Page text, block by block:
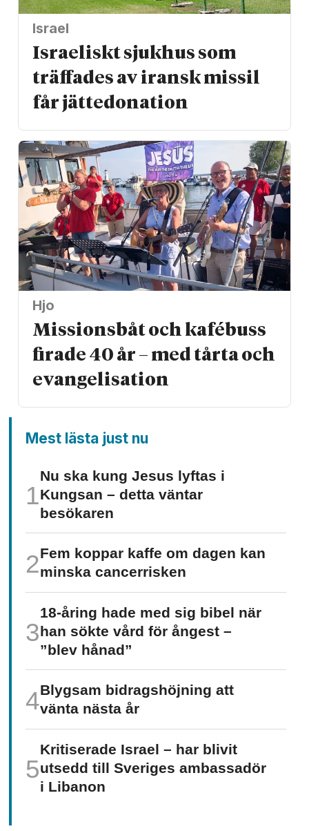
Israel
Israeliskt sjukhus som
träffades av iransk missil
får jätte­donation
Hjo
Missionsbåt och kafébuss
firade 40 år – med tårta och
evangelisation
Mest lästa just nu
Nu ska kung Jesus lyftas i
Kungsan – detta väntar
besökaren
Fem koppar kaffe om dagen kan
minska cancer­risken
18-åring hade med sig bibel när
han sökte vård för ångest –
”blev hånad”
Blygsam bidrags­höjning att
vänta nästa år
Kritiserade Israel – har blivit
utsedd till Sveriges ambassadör
i Libanon